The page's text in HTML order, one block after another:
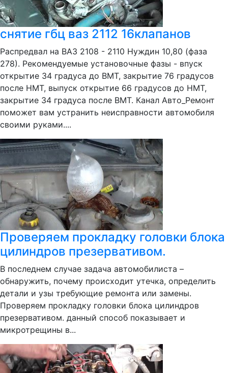
снятие гбц ваз 2112 16клапанов
Распредвал на ВАЗ 2108 - 2110 Нуждин 10,80 (фаза
278). Рекомендуемые установочные фазы - впуск
открытие 34 градуса до ВМТ, закрытие 76 градусов
после НМТ, выпуск открытие 66 градусов до НМТ,
закрытие 34 градуса после ВМТ. Канал Авто_Ремонт
поможет вам устранить неисправности автомобиля
своими руками....
Проверяем прокладку головки блока
цилиндров презервативом.
В последнем случае задача автомобилиста –
обнаружить, почему происходит утечка, определить
детали и узы требующие ремонта или замены.
Проверяем прокладку головки блока цилиндров
презервативом. данный способ показывает и
микротрещины в...